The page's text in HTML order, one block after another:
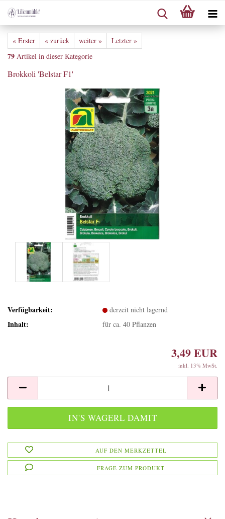
« Erster « zurück weiter » Letzter »
79 Artikel in dieser Kategorie
Brokkoli 'Belstar F1'
Verfügbarkeit: derzeit nicht lagernd
Inhalt: für ca. 40 Pflanzen
3,49 EUR
inkl. 13% MwSt.
AUF DEN MERKZETTEL
FRAGE ZUM PRODUKT